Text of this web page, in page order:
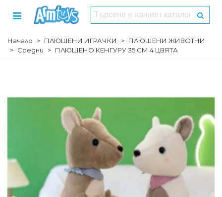
Начало > ПЛЮШЕНИ ИГРАЧКИ > ПЛЮШЕНИ ЖИВОТНИ
> Средни > ПЛЮШЕНО КЕНГУРУ 35 СМ 4 ЦВЯТА